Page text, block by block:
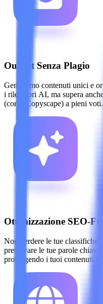
Output Senza Plagio
Generiamo contenuti unici e
i rilevatori AI, ma supera
(come Copyscape) a pieni voti.
Ottimizzazione SEO-
Non perdere le tue classifiche.
preservare le tue parole
proteggendo i tuoi contenuti